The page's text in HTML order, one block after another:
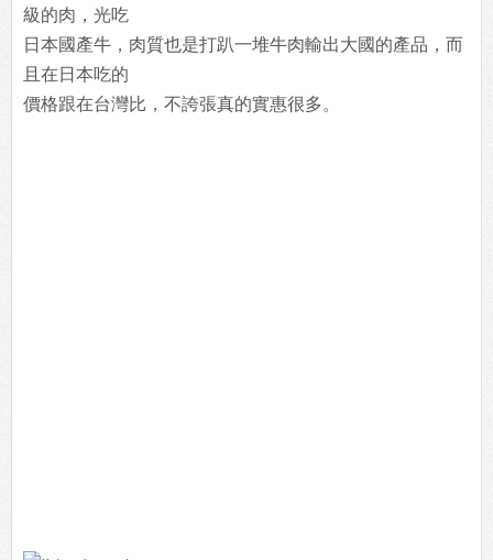
級的肉，光吃
日本國產牛，肉質也是打趴一堆牛肉輸出大國的產品，而
且在日本吃的
價格跟在台灣比，不誇張真的實惠很多。